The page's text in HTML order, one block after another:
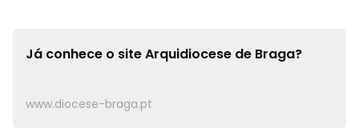
Já conhece o siteArquidiocese de Braga?
www.diocese-braga.pt